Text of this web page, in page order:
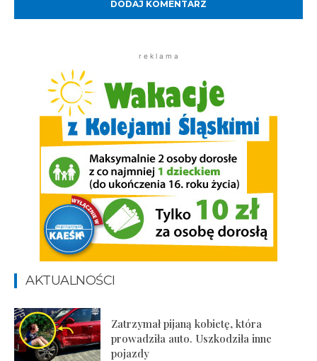
r e k l a m a
AKTUALNOŚCI
Zatrzymał pijaną kobietę, która
prowadziła auto. Uszkodziła inne
pojazdy